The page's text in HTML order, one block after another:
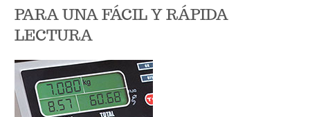
PARA UNA FÁCIL Y RÁPIDA
LECTURA